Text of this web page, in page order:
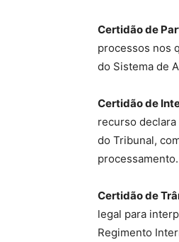
Certidão de
processos nos
do Sistema de
Certidão de
recurso
do Tribunal,
Certidão de
legal para
Regimento